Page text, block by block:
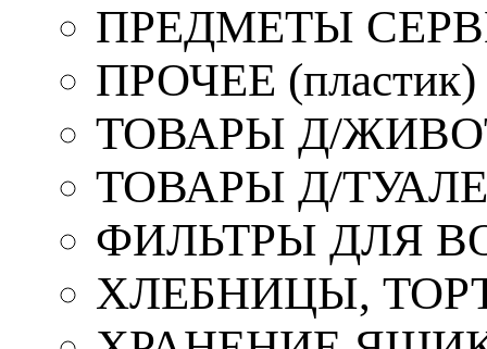
ПРЕДМЕТЫ
ПРОЧЕЕ (пластик)
ТОВАРЫ Д/
ТОВАРЫ Д/
ФИЛЬТРЫ ДЛЯ
ХЛЕБНИЦЫ,